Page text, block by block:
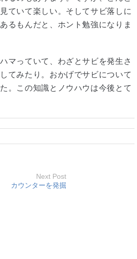
ていて楽しい。そしてサビ落しに
るもんだと、ホント勉強になりま
マっていて、わざとサビを発生さ
てみたり。おかげでサビについて
。この知識とノウハウは今後とて
Next Post
カウンターを発掘